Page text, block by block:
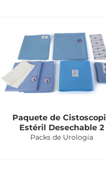
Paquete de
Estéril Desechable 2
Packs de Urología